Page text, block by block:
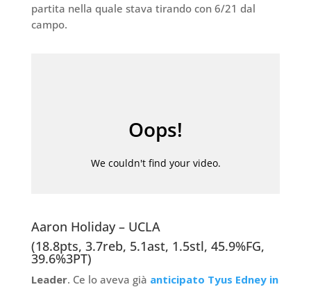
partita nella quale stava tirando con 6/21 dal
campo.
Aaron Holiday – UCLA
(18.8pts, 3.7reb, 5.1ast, 1.5stl, 45.9%FG,
39.6%3PT)
Leader. Ce lo aveva già anticipato Tyus Edney in